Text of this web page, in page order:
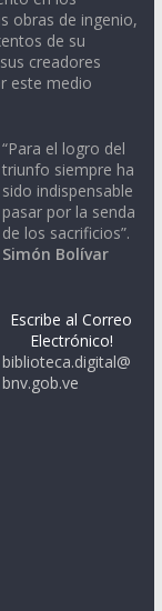
obras de ingenio,
de su
creadores
este medio
“Para el logro del
triunfo siempre ha
sido indispensable
pasar por la senda
de los sacrificios”.
Simón Bolívar
Escribe al Correo
Electrónico!
biblioteca.digital@
bnv.gob.ve